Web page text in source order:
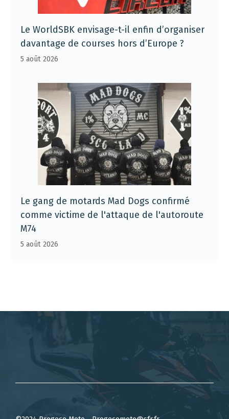
Le WorldSBK envisage-t-il enfin d’organiser
davantage de courses hors d’Europe ?
5 août 2026
Le gang de motards Mad Dogs confirmé
comme victime de l'attaque de l'autoroute
M74
5 août 2026